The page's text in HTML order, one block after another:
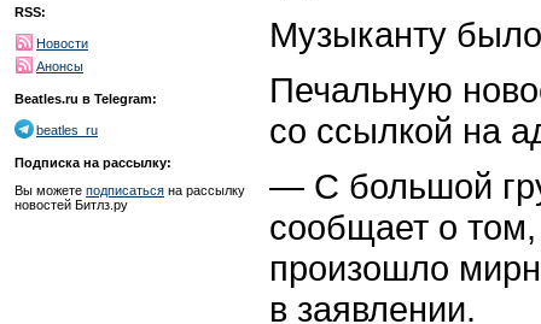
RSS:
Новости
Анонсы
Beatles.ru в Telegram:
beatles_ru
Подписка на рассылку:
Вы можете подписаться на рассылку
новостей Битлз.ру
Музыканту
Печальную
со ссылкой на
— С большой
сообщает о
произошло
в заявлении.